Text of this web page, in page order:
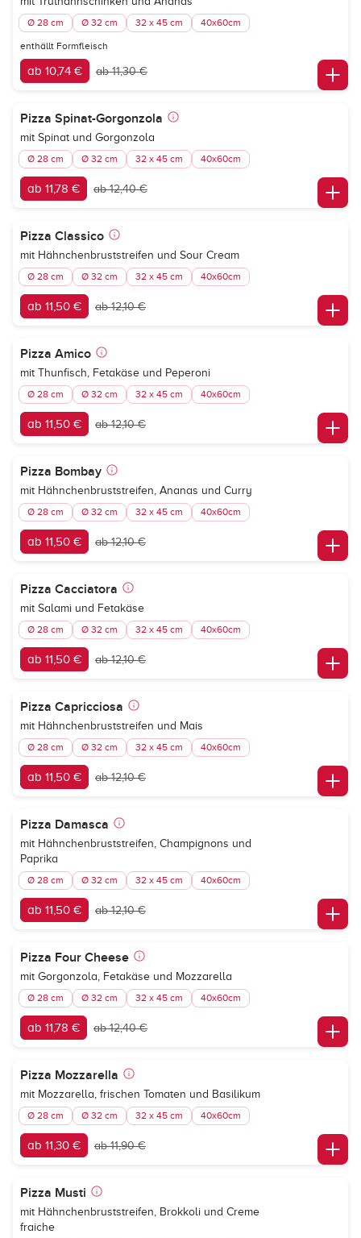
Ø 28 cm Ø 32 cm 32 x 45 cm 40x60cm
enthällt Formfleisch
ab 10,74 € ab 11,30 €
Pizza Spinat-Gorgonzola
mit Spinat und Gorgonzola
Ø 28 cm Ø 32 cm 32 x 45 cm 40x60cm
ab 11,78 € ab 12,40 €
Pizza Classico
mit Hähnchenbruststreifen und Sour Cream
Ø 28 cm Ø 32 cm 32 x 45 cm 40x60cm
ab 11,50 € ab 12,10 €
Pizza Amico
mit Thunfisch, Fetakäse und Peperoni
Ø 28 cm Ø 32 cm 32 x 45 cm 40x60cm
ab 11,50 € ab 12,10 €
Pizza Bombay
mit Hähnchenbruststreifen, Ananas und Curry
Ø 28 cm Ø 32 cm 32 x 45 cm 40x60cm
ab 11,50 € ab 12,10 €
Pizza Cacciatora
mit Salami und Fetakäse
Ø 28 cm Ø 32 cm 32 x 45 cm 40x60cm
ab 11,50 € ab 12,10 €
Pizza Capricciosa
mit Hähnchenbruststreifen und Mais
Ø 28 cm Ø 32 cm 32 x 45 cm 40x60cm
ab 11,50 € ab 12,10 €
Pizza Damasca
mit Hähnchenbruststreifen, Champignons und
Paprika
Ø 28 cm Ø 32 cm 32 x 45 cm 40x60cm
ab 11,50 € ab 12,10 €
Pizza Four Cheese
mit Gorgonzola, Fetakäse und Mozzarella
Ø 28 cm Ø 32 cm 32 x 45 cm 40x60cm
ab 11,78 € ab 12,40 €
Pizza Mozzarella
mit Mozzarella, frischen Tomaten und Basilikum
Ø 28 cm Ø 32 cm 32 x 45 cm 40x60cm
ab 11,30 € ab 11,90 €
Pizza Musti
mit Hähnchenbruststreifen, Brokkoli und Creme
fraiche